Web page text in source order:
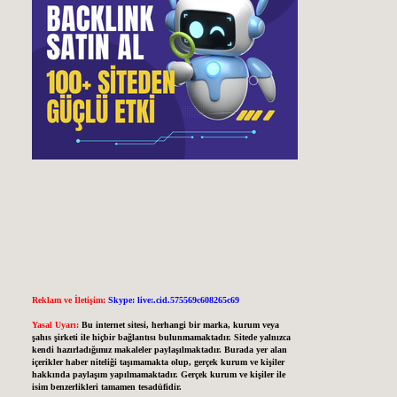
Reklam ve İletişim: Skype: live:.cid.575569c608265c69
Yasal Uyarı: Bu internet sitesi, herhangi bir marka, kurum veya
şahıs şirketi ile hiçbir bağlantısı bulunmamaktadır. Sitede yalnızca
kendi hazırladığımız makaleler paylaşılmaktadır. Burada yer alan
içerikler haber niteliği taşımamakta olup, gerçek kurum ve kişiler
hakkında paylaşım yapılmamaktadır. Gerçek kurum ve kişiler ile
isim benzerlikleri tamamen tesadüfidir.